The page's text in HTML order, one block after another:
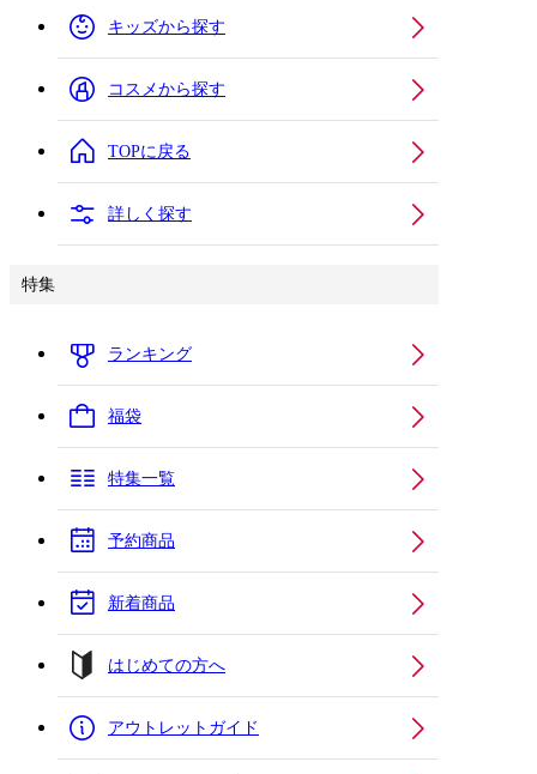
キッズから探す
コスメから探す
TOPに戻る
詳しく探す
特集
ランキング
福袋
特集一覧
予約商品
新着商品
はじめての方へ
アウトレットガイド